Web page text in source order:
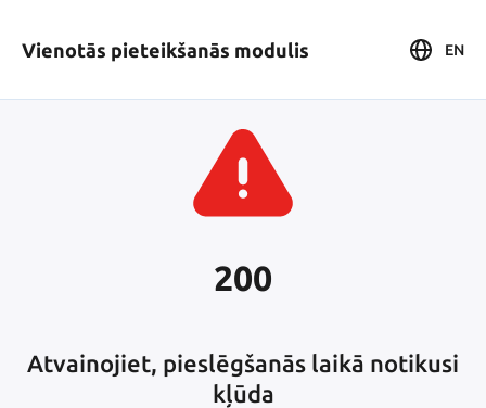
Vienotās pieteikšanās modulis EN
200
Atvainojiet, pieslēgšanās laikā notikusi
kļūda